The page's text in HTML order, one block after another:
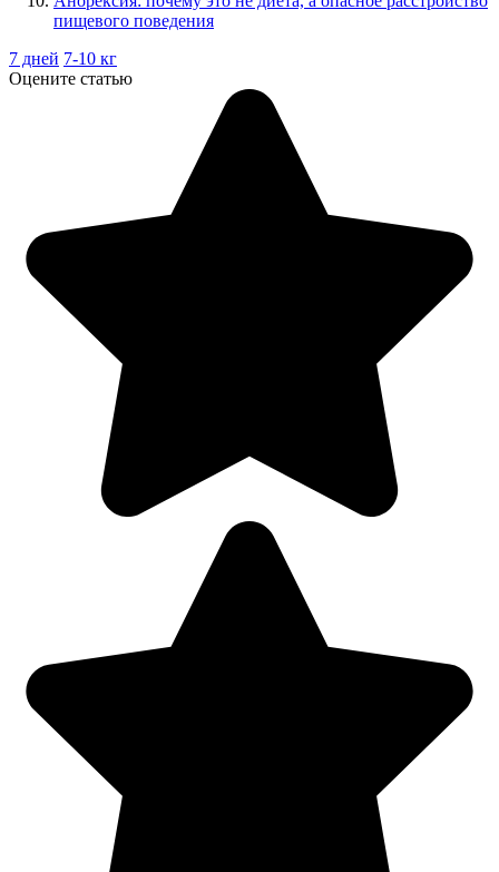
пищевого поведения
7 дней 7-10 кг
Оцените статью